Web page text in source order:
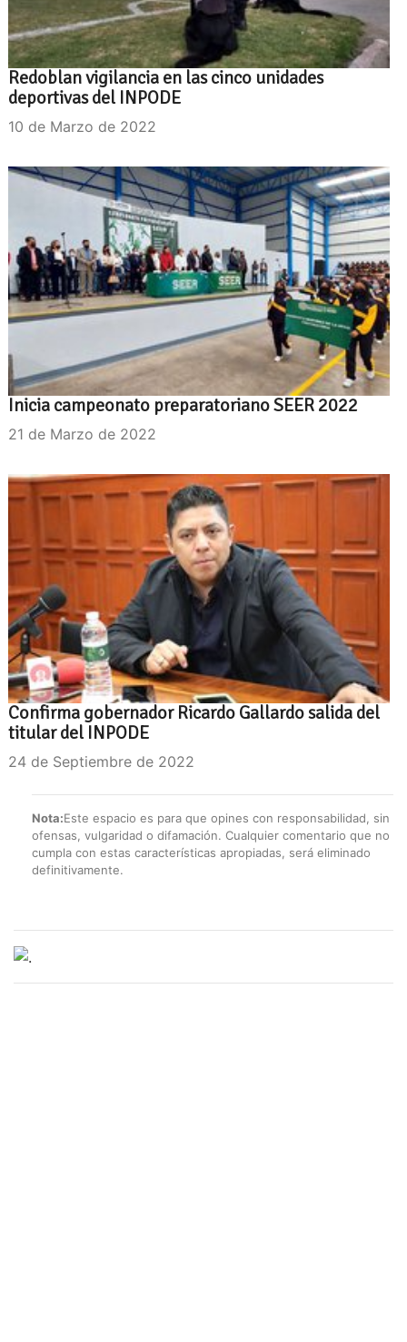
Redoblan vigilancia en las cinco unidades
deportivas del INPODE
10 de Marzo de 2022
Inicia campeonato preparatoriano SEER 2022
21 de Marzo de 2022
Confirma gobernador Ricardo Gallardo salida del
titular del INPODE
24 de Septiembre de 2022
Nota:Este espacio es para que opines con responsabilidad, sin
ofensas, vulgaridad o difamación. Cualquier comentario que no
cumpla con estas características apropiadas, será eliminado
definitivamente.